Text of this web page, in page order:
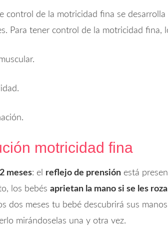
control de la motricidad fina se
Para tener control de la motricidad fina,
motricidad fina
meses: el reflejo de prensión está
los bebés aprietan la mano si se les roza
dos meses tu bebé descubrirá sus
mirándoselas una y otra vez.